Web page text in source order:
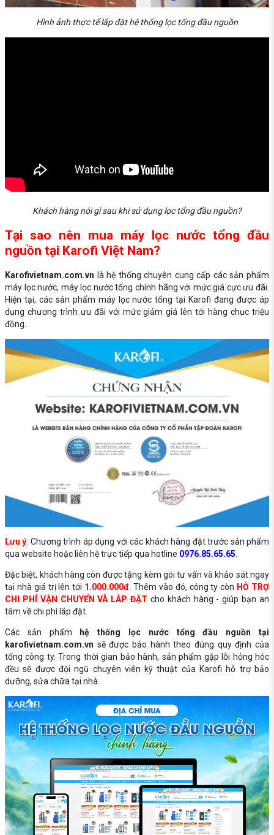
Hình ảnh thực tế lắp đặt hệ thống lọc tổng đầu nguồn
Khách hàng nói gì sau khi sử dụng lọc tổng đầu nguồn?
Tại sao nên mua máy lọc nước tổng đầu
nguồn tại Karofi Việt Nam?
Karofivietnam.com.vn là hệ thống chuyên cung cấp các sản phẩm
máy lọc nước, máy lọc nước tổng chính hãng với mức giá cực ưu đãi.
Hiện tại, các sản phẩm máy lọc nước tổng tại Karofi đang được áp
dụng chương trình ưu đãi với mức giảm giá lên tới hàng chục triệu
đồng.
Lưu ý: Chương trình áp dụng với các khách hàng đặt trước sản phẩm
qua website hoặc liên hệ trực tiếp qua hotline 0976.85.65.65
Đặc biệt, khách hàng còn được tặng kèm gói tư vấn và khảo sát ngay
tại nhà giá trị lên tới 1.000.000đ . Thêm vào đó, công ty còn HỖ TRỢ
CHI PHÍ VẬN CHUYỂN VÀ LẮP ĐẶT cho khách hàng - giúp bạn an
tâm về chi phí lắp đặt.
Các sản phẩm hệ thống lọc nước tổng đầu nguồn tại
karofivietnam.com.vn sẽ được bảo hành theo đúng quy định của
tổng công ty. Trong thời gian bảo hành, sản phẩm gặp lỗi hỏng hóc
đều sẽ được đội ngũ chuyên viên kỹ thuật của Karofi hỗ trợ bảo
dưỡng, sửa chữa tại nhà.